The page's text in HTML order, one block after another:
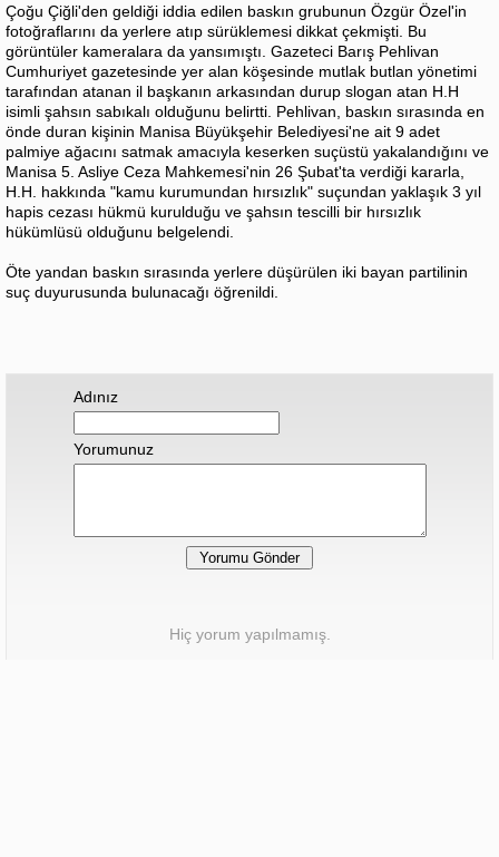
Çoğu Çiğli'den geldiği iddia edilen baskın grubunun Özgür Özel'in
fotoğraflarını da yerlere atıp sürüklemesi dikkat çekmişti. Bu
görüntüler kameralara da yansımıştı. Gazeteci Barış Pehlivan
Cumhuriyet gazetesinde yer alan köşesinde mutlak butlan yönetimi
tarafından atanan il başkanın arkasından durup slogan atan H.H
isimli şahsın sabıkalı olduğunu belirtti. Pehlivan, baskın sırasında en
önde duran kişinin Manisa Büyükşehir Belediyesi'ne ait 9 adet
palmiye ağacını satmak amacıyla keserken suçüstü yakalandığını ve
Manisa 5. Asliye Ceza Mahkemesi'nin 26 Şubat'ta verdiği kararla,
H.H. hakkında "kamu kurumundan hırsızlık" suçundan yaklaşık 3 yıl
hapis cezası hükmü kurulduğu ve şahsın tescilli bir hırsızlık
hükümlüsü olduğunu belgelendi.
Öte yandan baskın sırasında yerlere düşürülen iki bayan partilinin
suç duyurusunda bulunacağı öğrenildi.
Adınız
Yorumunuz
Hiç yorum yapılmamış.